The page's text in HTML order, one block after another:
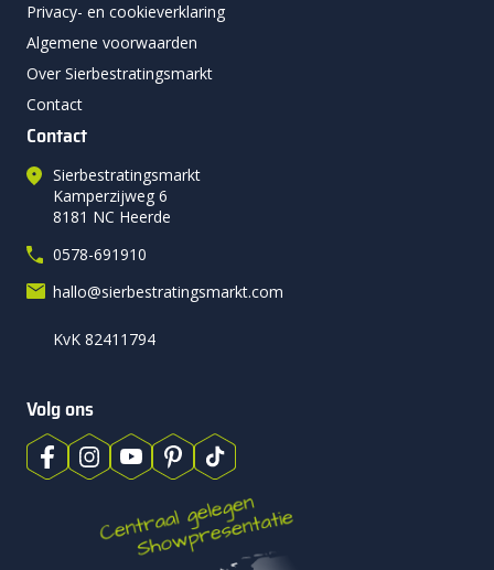
Privacy- en cookieverklaring
Algemene voorwaarden
Over Sierbestratingsmarkt
Contact
Contact
Sierbestratingsmarkt
Kamperzijweg 6
8181 NC Heerde
0578-691910
hallo@sierbestratingsmarkt.com
KvK 82411794
Volg ons